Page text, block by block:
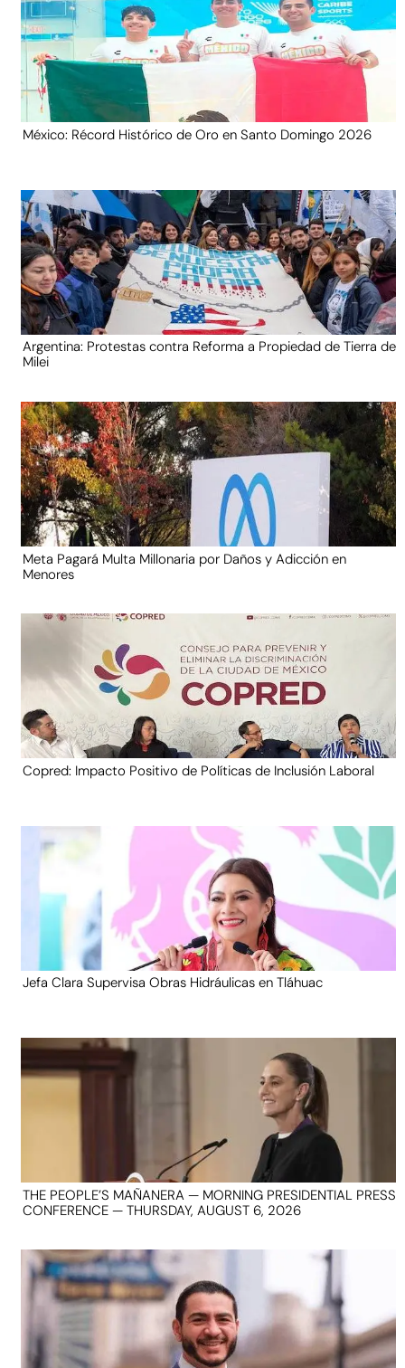
México: Récord Histórico de Oro en Santo Domingo 2026
Argentina: Protestas contra Reforma a Propiedad de Tierra de
Milei
Meta Pagará Multa Millonaria por Daños y Adicción en
Menores
Copred: Impacto Positivo de Políticas de Inclusión Laboral
Jefa Clara Supervisa Obras Hidráulicas en Tláhuac
THE PEOPLE’S MAÑANERA — MORNING PRESIDENTIAL PRESS
CONFERENCE — THURSDAY, AUGUST 6, 2026